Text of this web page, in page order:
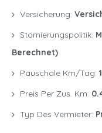
Versicherung:
Stornierungspolitik:
Berechnet)
Pauschale Km/Tag:
Preis Per Zus. Km:
Typ Des Vermieter: